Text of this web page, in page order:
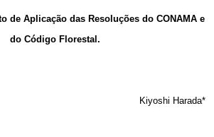
de Aplicação das Resoluções do CONAMA e
do Código Florestal.
Kiyoshi Harada*